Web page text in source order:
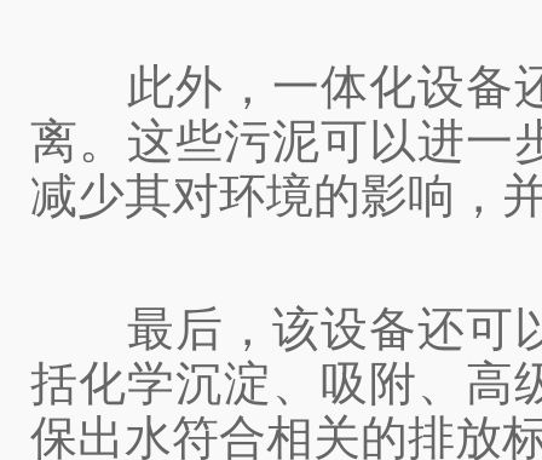
此外，一体化设备还
离。这些污泥可以进一
减少其对环境的影响，
最后，该设备还可以
括化学沉淀、吸附、高
保出水符合相关的排放